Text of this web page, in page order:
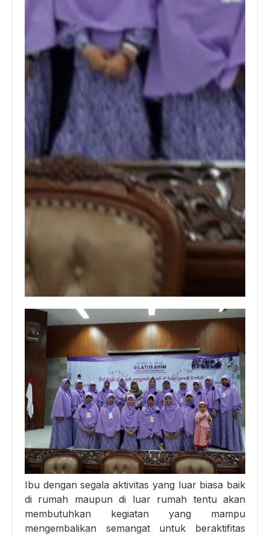
Ibu dengan segala aktivitas yang luar biasa baik
di rumah maupun di luar rumah tentu akan
membutuhkan kegiatan yang mampu
mengembalikan semangat untuk beraktifitas